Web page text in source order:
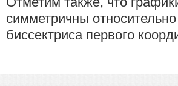
симметричны
биссектриса первого